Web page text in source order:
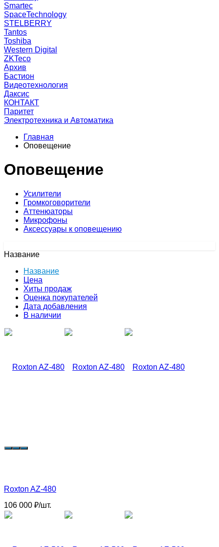
Smartec
SpaceTechnology
STELBERRY
Tantos
Toshiba
Western Digital
ZKTeco
Архив
Бастион
Видеотехнология
Даксис
КОНТАКТ
Паритет
Электротехника и Автоматика
Главная
Оповещение
Оповещение
Усилители
Громкоговорители
Аттенюаторы
Микрофоны
Аксессуары к оповещению
Название
Название
Цена
Хиты продаж
Оценка покупателей
Дата добавления
В наличии
Roxton AZ-480
106 000 ₽/шт.